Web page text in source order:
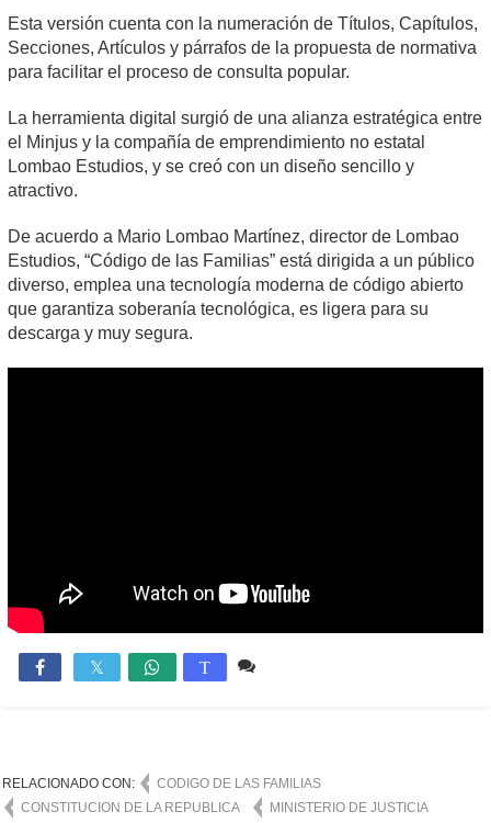
Esta versión cuenta con la numeración de Títulos, Capítulos,
Secciones, Artículos y párrafos de la propuesta de normativa
para facilitar el proceso de consulta popular.
La herramienta digital surgió de una alianza estratégica entre
el Minjus y la compañía de emprendimiento no estatal
Lombao Estudios, y se creó con un diseño sencillo y
atractivo.
De acuerdo a Mario Lombao Martínez, director de Lombao
Estudios, “Código de las Familias” está dirigida a un público
diverso, emplea una tecnología moderna de código abierto
que garantiza soberanía tecnológica, es ligera para su
descarga y muy segura.
 T
RELACIONADO CON:
CODIGO DE LAS FAMILIAS
CONSTITUCION DE LA REPUBLICA
MINISTERIO DE JUSTICIA